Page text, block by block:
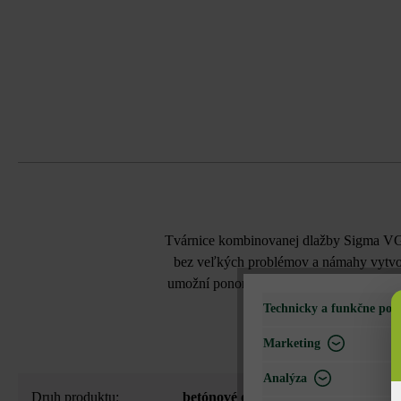
Tvárnice kombinovanej dlažby Sigma
bez veľkých problémov a námahy
umožní ponoriť váš vjazd, príjazd ku
Druh produktu: betónové dlažby
Technicky a funkčne
Marketing
Analýza